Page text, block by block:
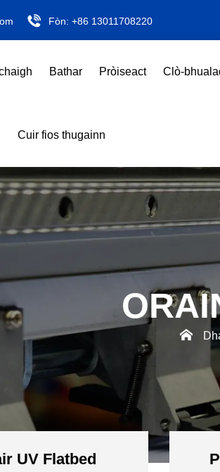
Fòn: +86 13011708220
Bathar Pròiseact Clò-
Cuir fios thugainn
UV Flatbed